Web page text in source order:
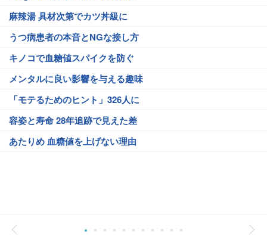
麻辣湯 具材次第でカツ丼級に
うつ病患者の本音とNGな接し方
キノコで血糖値スパイクを防ぐ
メンタルに良い影響を与える趣味
「モテるためのヒント」326人に
容姿と寿命 28年追跡で見えた差
あたりめ 血糖値を上げない理由